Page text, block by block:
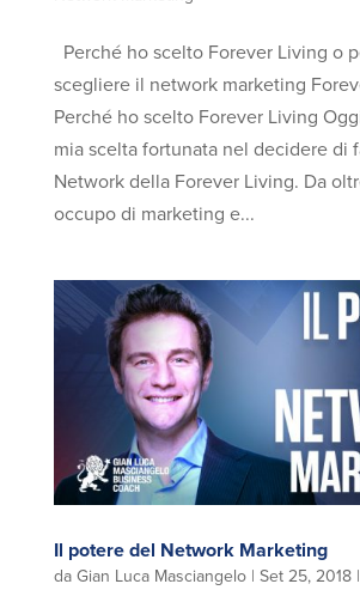
Perché ho scelto Forever Living o
scegliere il network marketing
Perché ho scelto Forever Living
mia scelta fortunata nel decidere di
Network della Forever Living. Da
occupo di marketing e...
Il potere del Network Marketing
da Gian Luca Masciangelo| Set 25, 2018|